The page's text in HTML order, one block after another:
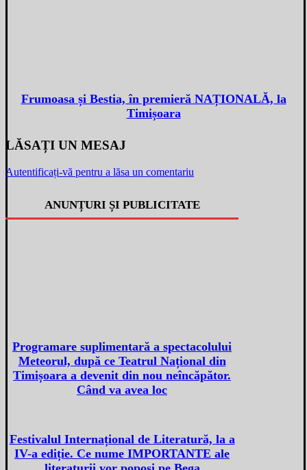
Frumoasa și Bestia, în premieră NAȚIONALĂ, la
Timișoara
LĂSAȚI UN MESAJ
Autentificați-vă pentru a lăsa un comentariu
ANUNȚURI ȘI PUBLICITATE
Programare suplimentară a spectacolului
Meteorul, după ce Teatrul Național din
Timișoara a devenit din nou neîncăpător.
Când va avea loc
Festivalul Internațional de Literatură, la a
IV-a ediție. Ce nume IMPORTANTE ale